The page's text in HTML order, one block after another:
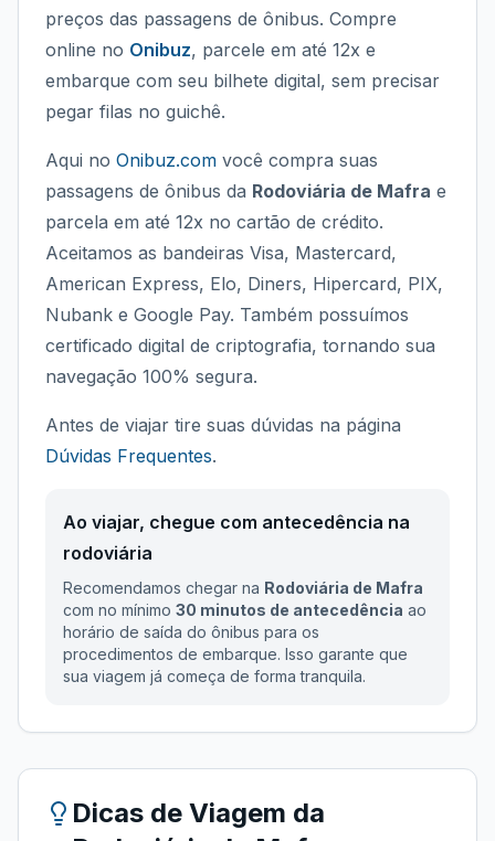
preços das passagens de ônibus. Compre
online no Onibuz, parcele em até 12x e
embarque com seu bilhete digital, sem precisar
pegar filas no guichê.
Aqui no Onibuz.com você compra suas
passagens de ônibus da Rodoviária de Mafra e
parcela em até 12x no cartão de crédito.
Aceitamos as bandeiras Visa, Mastercard,
American Express, Elo, Diners, Hipercard, PIX,
Nubank e Google Pay. Também possuímos
certificado digital de criptografia, tornando sua
navegação 100% segura.
Antes de viajar tire suas dúvidas na página
Dúvidas Frequentes.
Ao viajar, chegue com antecedência na
rodoviária
Recomendamos chegar na Rodoviária de Mafra
com no mínimo 30 minutos de antecedência ao
horário de saída do ônibus para os
procedimentos de embarque. Isso garante que
sua viagem já começa de forma tranquila.
Dicas de Viagem da